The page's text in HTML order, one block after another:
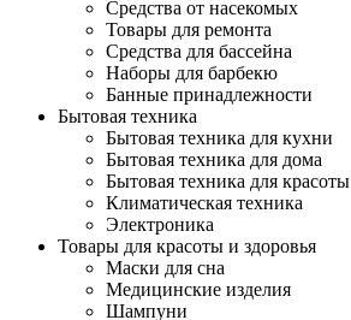
Средства от насекомых
Товары для ремонта
Средства для бассейна
Наборы для барбекю
Банные принадлежности
Бытовая техника
Бытовая техника для кухни
Бытовая техника для дома
Бытовая техника для красоты
Климатическая техника
Электроника
Товары для красоты и здоровья
Маски для сна
Медицинские изделия
Шампуни